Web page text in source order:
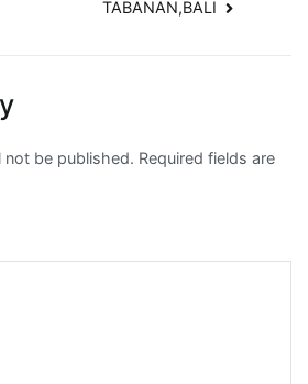
TABANAN,BALI
not be published. Required fields are